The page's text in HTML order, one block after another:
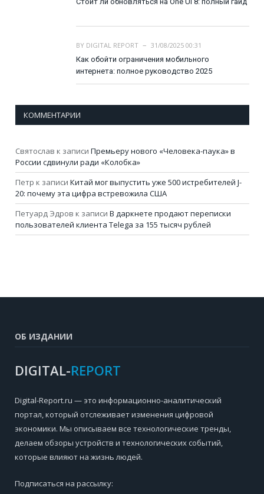
BY DIGITAL REPORT
31/08/2025 00:31
Как обойти ограничения мобильного
интернета: полное руководство 2025
КОММЕНТАРИИ
Святослав к записи Премьеру нового «Человека-паука» в
России сдвинули ради «Колобка»
Петр к записи Китай мог выпустить уже 500 истребителей J-
20: почему эта цифра встревожила США
Петуард Эдров к записи В даркнете продают переписки
пользователей клиента Telega за 155 тысяч рублей
ОБ ИЗДАНИИ
DIGITAL-REPORT
Digital-Report.ru — это информационно-аналитический
портал, который отслеживает изменения цифровой
экономики. Мы описываем все технологические тренды,
делаем обзоры устройств и технологических событий,
которые влияют на жизнь людей.
Подписаться на рассылку: